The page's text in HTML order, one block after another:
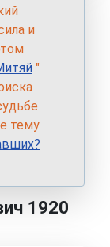
и
"
тему
1920